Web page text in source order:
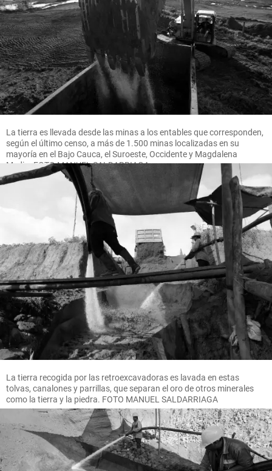
La tierra es llevada desde las minas a los entables que corresponden,
según el último censo, a más de 1.500 minas localizadas en su
mayoría en el Bajo Cauca, el Suroeste, Occidente y Magdalena
Medio. FOTO MANUEL SALDARRIAGA
La tierra recogida por las retroexcavadoras es lavada en estas
tolvas, canalones y parrillas, que separan el oro de otros minerales
como la tierra y la piedra. FOTO MANUEL SALDARRIAGA